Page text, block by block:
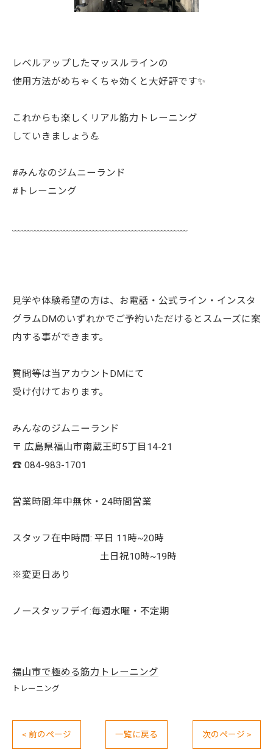
レベルアップしたマッスルラインの
使用方法がめちゃくちゃ効くと大好評です✨
これからも楽しくリアル筋力トレーニング
していきましょう💪
#みんなのジムニーランド
#トレーニング
﹏﹏﹏﹏﹏﹏﹏﹏﹏﹏﹏﹏﹏﹏﹏﹏﹏﹏
見学や体験希望の方は、お電話・公式ライン・インスタ
グラムDMのいずれかでご予約いただけるとスムーズに案
内する事ができます。
質問等は当アカウントDMにて
受け付けております。
みんなのジムニーランド
〒 広島県福山市南蔵王町5丁目14-21
☎︎ 084-983-1701
営業時間:年中無休・24時間営業
スタッフ在中時間: 平日 11時~20時
土日祝10時~19時
※変更日あり
ノースタッフデイ:毎週水曜・不定期
福山市で極める筋力トレーニング
トレーニング
< 前のページ 一覧に戻る 次のページ >